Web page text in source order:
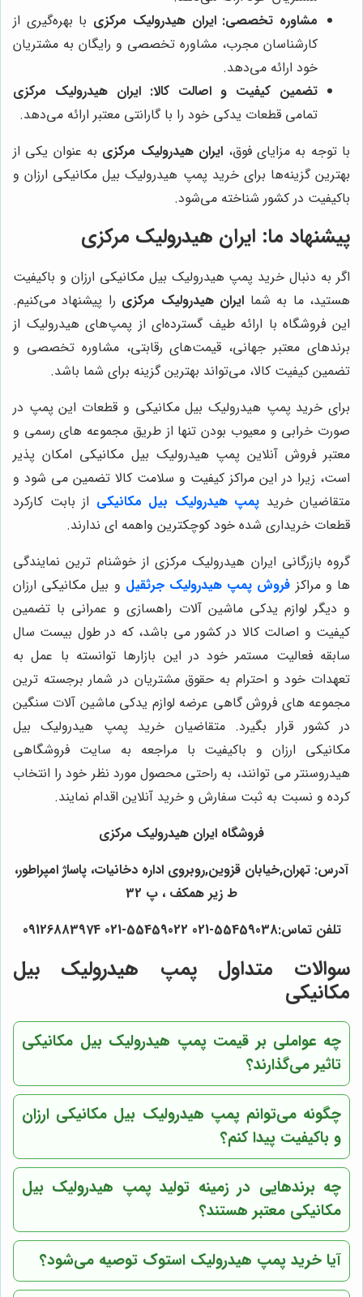
مشاوره تخصصی: ایران هیدرولیک مرکزی با بهره‌گیری از
کارشناسان مجرب، مشاوره تخصصی و رایگان به مشتریان
خود ارائه می‌دهد.
تضمین کیفیت و اصالت کالا: ایران هیدرولیک مرکزی
تمامی قطعات یدکی خود را با گارانتی معتبر ارائه می‌دهد.
با توجه به مزایای فوق، ایران هیدرولیک مرکزی به عنوان یکی از
بهترین گزینه‌ها برای خرید پمپ هیدرولیک بیل مکانیکی ارزان و
باکیفیت در کشور شناخته می‌شود.
پیشنهاد ما: ایران هیدرولیک مرکزی
اگر به دنبال خرید پمپ هیدرولیک بیل مکانیکی ارزان و باکیفیت
هستید، ما به شما ایران هیدرولیک مرکزی را پیشنهاد می‌کنیم.
این فروشگاه با ارائه طیف گسترده‌ای از پمپ‌های هیدرولیک از
برندهای معتبر جهانی، قیمت‌های رقابتی، مشاوره تخصصی و
تضمین کیفیت کالا، می‌تواند بهترین گزینه برای شما باشد.
برای خرید پمپ هیدرولیک بیل مکانیکی و قطعات این پمپ در
صورت خرابی و معیوب بودن تنها از طریق مجموعه های رسمی و
معتبر فروش آنلاین پمپ هیدرولیک بیل مکانیکی امکان پذیر
است، زیرا در این مراکز کیفیت و سلامت کالا تضمین می شود و
متقاضیان خرید پمپ هیدرولیک بیل مکانیکی از بابت کارکرد
قطعات خریداری شده خود کوچکترین واهمه ای ندارند.
گروه بازرگانی ایران هیدرولیک مرکزی از خوشنام ترین نمایندگی
ها و مراکز فروش پمپ هیدرولیک جرثقیل و بیل مکانیکی ارزان
و دیگر لوازم یدکی ماشین آلات راهسازی و عمرانی با تضمین
کیفیت و اصالت کالا در کشور می باشد، که در طول بیست سال
سابقه فعالیت مستمر خود در این بازارها توانسته با عمل به
تعهدات خود و احترام به حقوق مشتریان در شمار برجسته ترین
مجموعه های فروش گاهی عرضه لوازم یدکی ماشین آلات سنگین
در کشور قرار بگیرد. متقاضیان خرید پمپ هیدرولیک بیل
مکانیکی ارزان و باکیفیت با مراجعه به سایت فروشگاهی
هیدروسنتر می توانند، به راحتی محصول مورد نظر خود را انتخاب
کرده و نسبت به ثبت سفارش و خرید آنلاین اقدام نمایند.
فروشگاه ایران هیدرولیک مرکزی
آدرس: تهران,خیابان قزوین,روبروی اداره دخانیات، پاساژ امپراطور،
ط زیر همکف ، پ 32
تلفن تماس:55459038-021 55459022-021 09126883974
سوالات متداول پمپ هیدرولیک بیل
مکانیکی
چه عواملی بر قیمت پمپ هیدرولیک بیل مکانیکی
تاثیر می‌گذارند؟
چگونه می‌توانم پمپ هیدرولیک بیل مکانیکی ارزان
و باکیفیت پیدا کنم؟
چه برندهایی در زمینه تولید پمپ هیدرولیک بیل
مکانیکی معتبر هستند؟
آیا خرید پمپ هیدرولیک استوک توصیه می‌شود؟